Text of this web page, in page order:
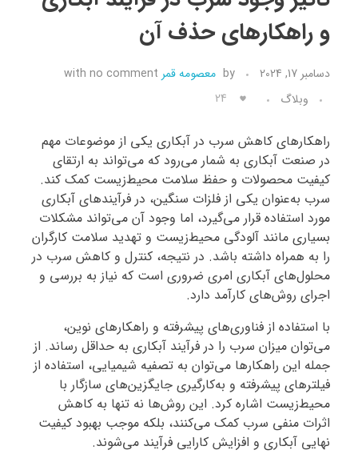
تماس با ما
و راهکارهای حذف آن
دسامبر 17, 2024 by معصومه قمر with no comment
وبلاگ
24
راهکارهای کاهش سرب در آبکاری یکی از موضوعات مهم
در صنعت آبکاری به شمار می‌رود که می‌تواند به ارتقای
کیفیت محصولات و حفظ سلامت محیط‌زیست کمک کند.
سرب به‌عنوان یکی از فلزات سنگین، در فرآیندهای آبکاری
مورد استفاده قرار می‌گیرد، اما وجود آن می‌تواند مشکلات
بسیاری مانند آلودگی محیط‌زیست و تهدید سلامت کارگران
را به همراه داشته باشد. در نتیجه، کنترل و کاهش سرب در
محلول‌های آبکاری امری ضروری است که نیاز به بررسی و
اجرای روش‌های کارآمد دارد.
با استفاده از فناوری‌های پیشرفته و راهکارهای نوین،
می‌توان میزان سرب را در فرآیند آبکاری به حداقل رساند. از
جمله این راهکارها می‌توان به تصفیه شیمیایی، استفاده از
فیلترهای پیشرفته و به‌کارگیری جایگزین‌های سازگار با
محیط‌زیست اشاره کرد. این روش‌ها نه تنها به کاهش
اثرات منفی سرب کمک می‌کنند، بلکه موجب بهبود کیفیت
نهایی آبکاری و افزایش کارایی فرآیند می‌شوند.